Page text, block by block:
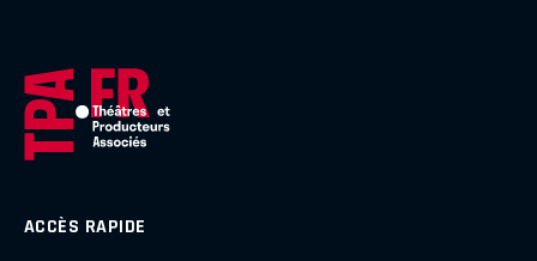
ACCÈS RAPIDE